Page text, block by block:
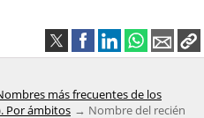
más frecuentes de los
Por ámbitos Nombre del recién